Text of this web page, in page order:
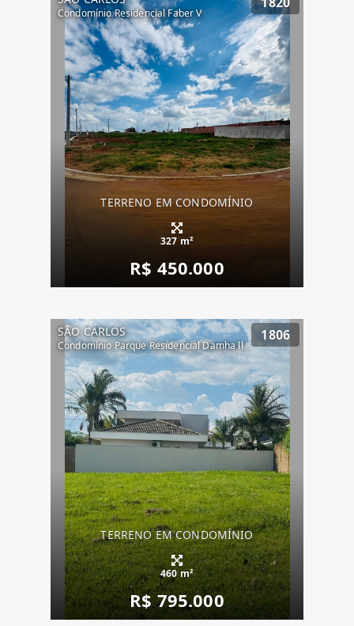
Condomínio Residencial Faber V
TERRENO EM CONDOMÍNIO
327 m²
R$ 450.000
SÃO CARLOS
Condomínio Parque Residencial Damha ll
1806
TERRENO EM CONDOMÍNIO
460 m²
R$ 795.000